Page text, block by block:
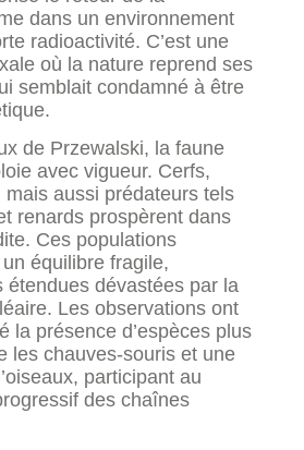
dans un environnement
radioactivité. C’est une
où la nature reprend ses
semblait condamné à être
de Przewalski, la faune
avec vigueur. Cerfs,
aussi prédateurs tels
renards prospèrent dans
Ces populations
équilibre fragile,
étendues dévastées par la
Les observations ont
la présence d’espèces plus
les chauves-souris et une
participant au
des chaînes